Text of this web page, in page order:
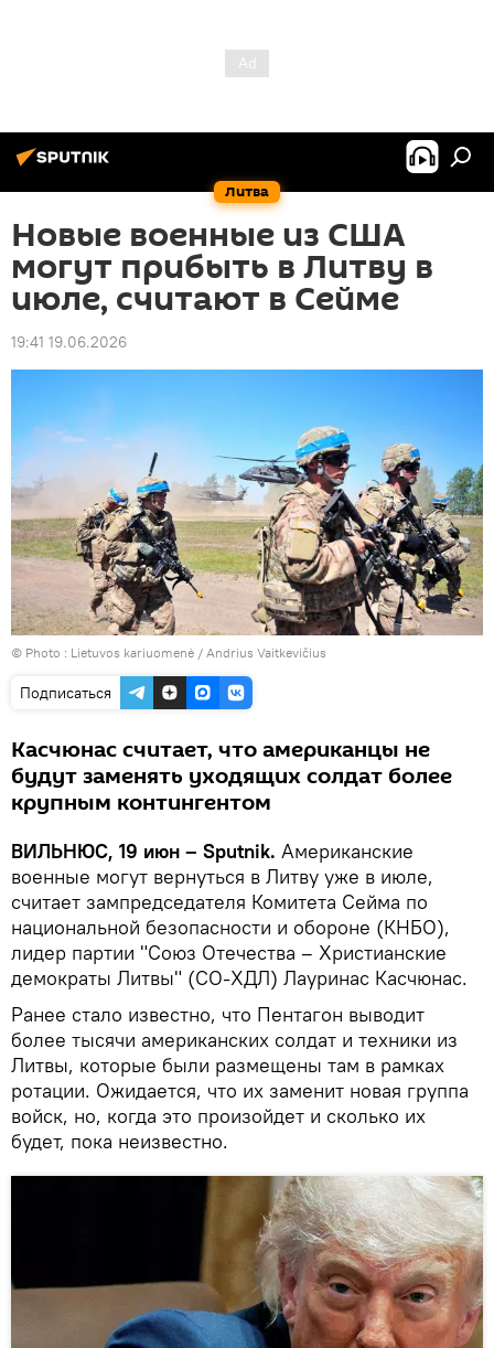
Литва
Новые военные из США
могут прибыть в Литву в
июле, считают в Сейме
19:41 19.06.2026
© Photo : Lietuvos kariuomenė / Andrius Vaitkevičius
Подписаться
Касчюнас считает, что американцы не
будут заменять уходящих солдат более
крупным контингентом
ВИЛЬНЮС, 19 июн – Sputnik. Американские
военные могут вернуться в Литву уже в июле,
считает зампредседателя Комитета Сейма по
национальной безопасности и обороне (КНБО),
лидер партии "Союз Отечества – Христианские
демократы Литвы" (СО-ХДЛ) Лауринас Касчюнас.
Ранее стало известно, что Пентагон выводит
более тысячи американских солдат и техники из
Литвы, которые были размещены там в рамках
ротации. Ожидается, что их заменит новая группа
войск, но, когда это произойдет и сколько их
будет, пока неизвестно.